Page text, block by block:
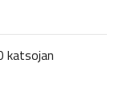
katsojan